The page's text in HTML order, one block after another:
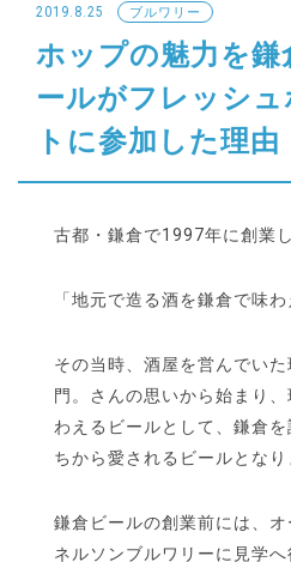
2019.8.25 ブルワリー
ホップの魅力を鎌
ールがフレッシ
トに参加した理由
古都・鎌倉で1997年に創業
「地元で造る酒を鎌倉で味
その当時、酒屋を営んでい
門。さんの思いから始まり
わえるビールとして、鎌倉
ちから愛されるビールとなり
鎌倉ビールの創業前には、
ネルソンブルワリーに見学